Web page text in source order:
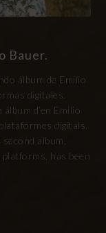
Bauer.
álbum de Emilio
digitales.
d’en Emilio
digitals.
album,
has been